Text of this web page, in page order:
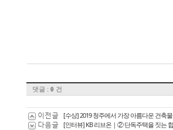
댓글 : 0 건
이전글 [수상] 2019 청주에서 가장 아름다운 건축
다음글 [인터뷰] KB 리브온｜② 단독주택을 짓는